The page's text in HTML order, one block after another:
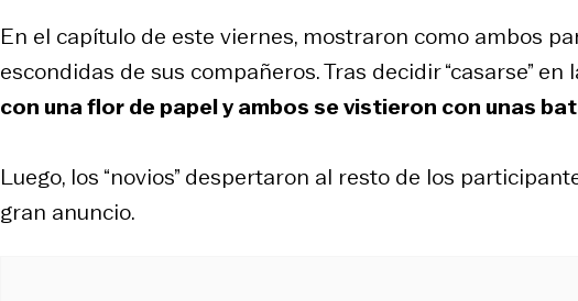
En el capítulo de este viernes, mostraron como ambos
escondidas de sus compañeros. Tras decidir “casarse” en
con una flor de papel y ambos se vistieron con unas
Luego, los “novios” despertaron al resto de los
gran anuncio.